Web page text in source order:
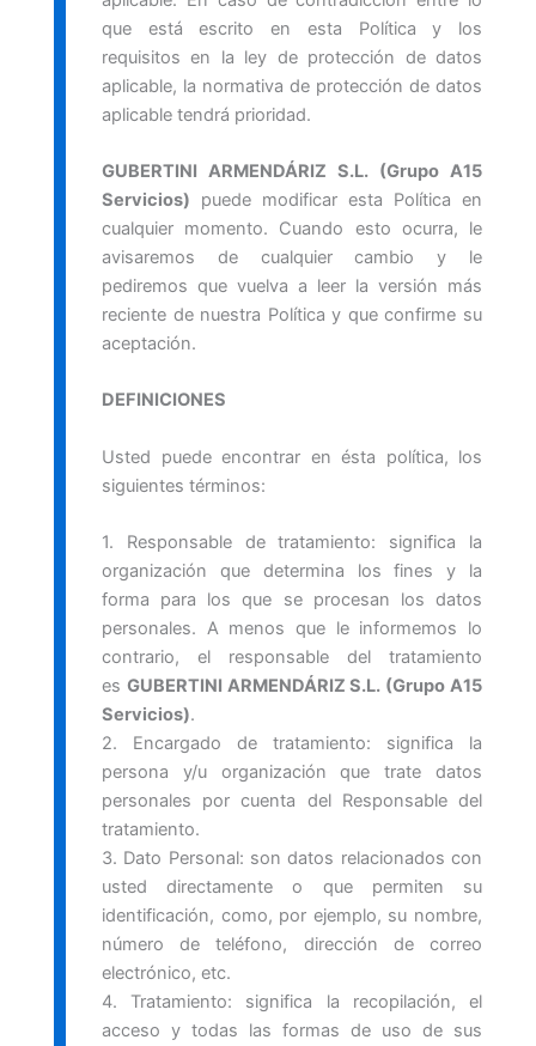
que está escrito en esta Política y los
requisitos en la ley de protección de datos
aplicable, la normativa de protección de datos
aplicable tendrá prioridad.
GUBERTINI ARMENDÁRIZ S.L. (Grupo A15
Servicios) puede modificar esta Política en
cualquier momento. Cuando esto ocurra, le
avisaremos de cualquier cambio y le
pediremos que vuelva a leer la versión más
reciente de nuestra Política y que confirme su
aceptación.
DEFINICIONES
Usted puede encontrar en ésta política, los
siguientes términos:
1. Responsable de tratamiento: significa la
organización que determina los fines y la
forma para los que se procesan los datos
personales. A menos que le informemos lo
contrario, el responsable del tratamiento
es GUBERTINI ARMENDÁRIZ S.L. (Grupo A15
Servicios).
2. Encargado de tratamiento: significa la
persona y/u organización que trate datos
personales por cuenta del Responsable del
tratamiento.
3. Dato Personal: son datos relacionados con
usted directamente o que permiten su
identificación, como, por ejemplo, su nombre,
número de teléfono, dirección de correo
electrónico, etc.
4. Tratamiento: significa la recopilación, el
acceso y todas las formas de uso de sus